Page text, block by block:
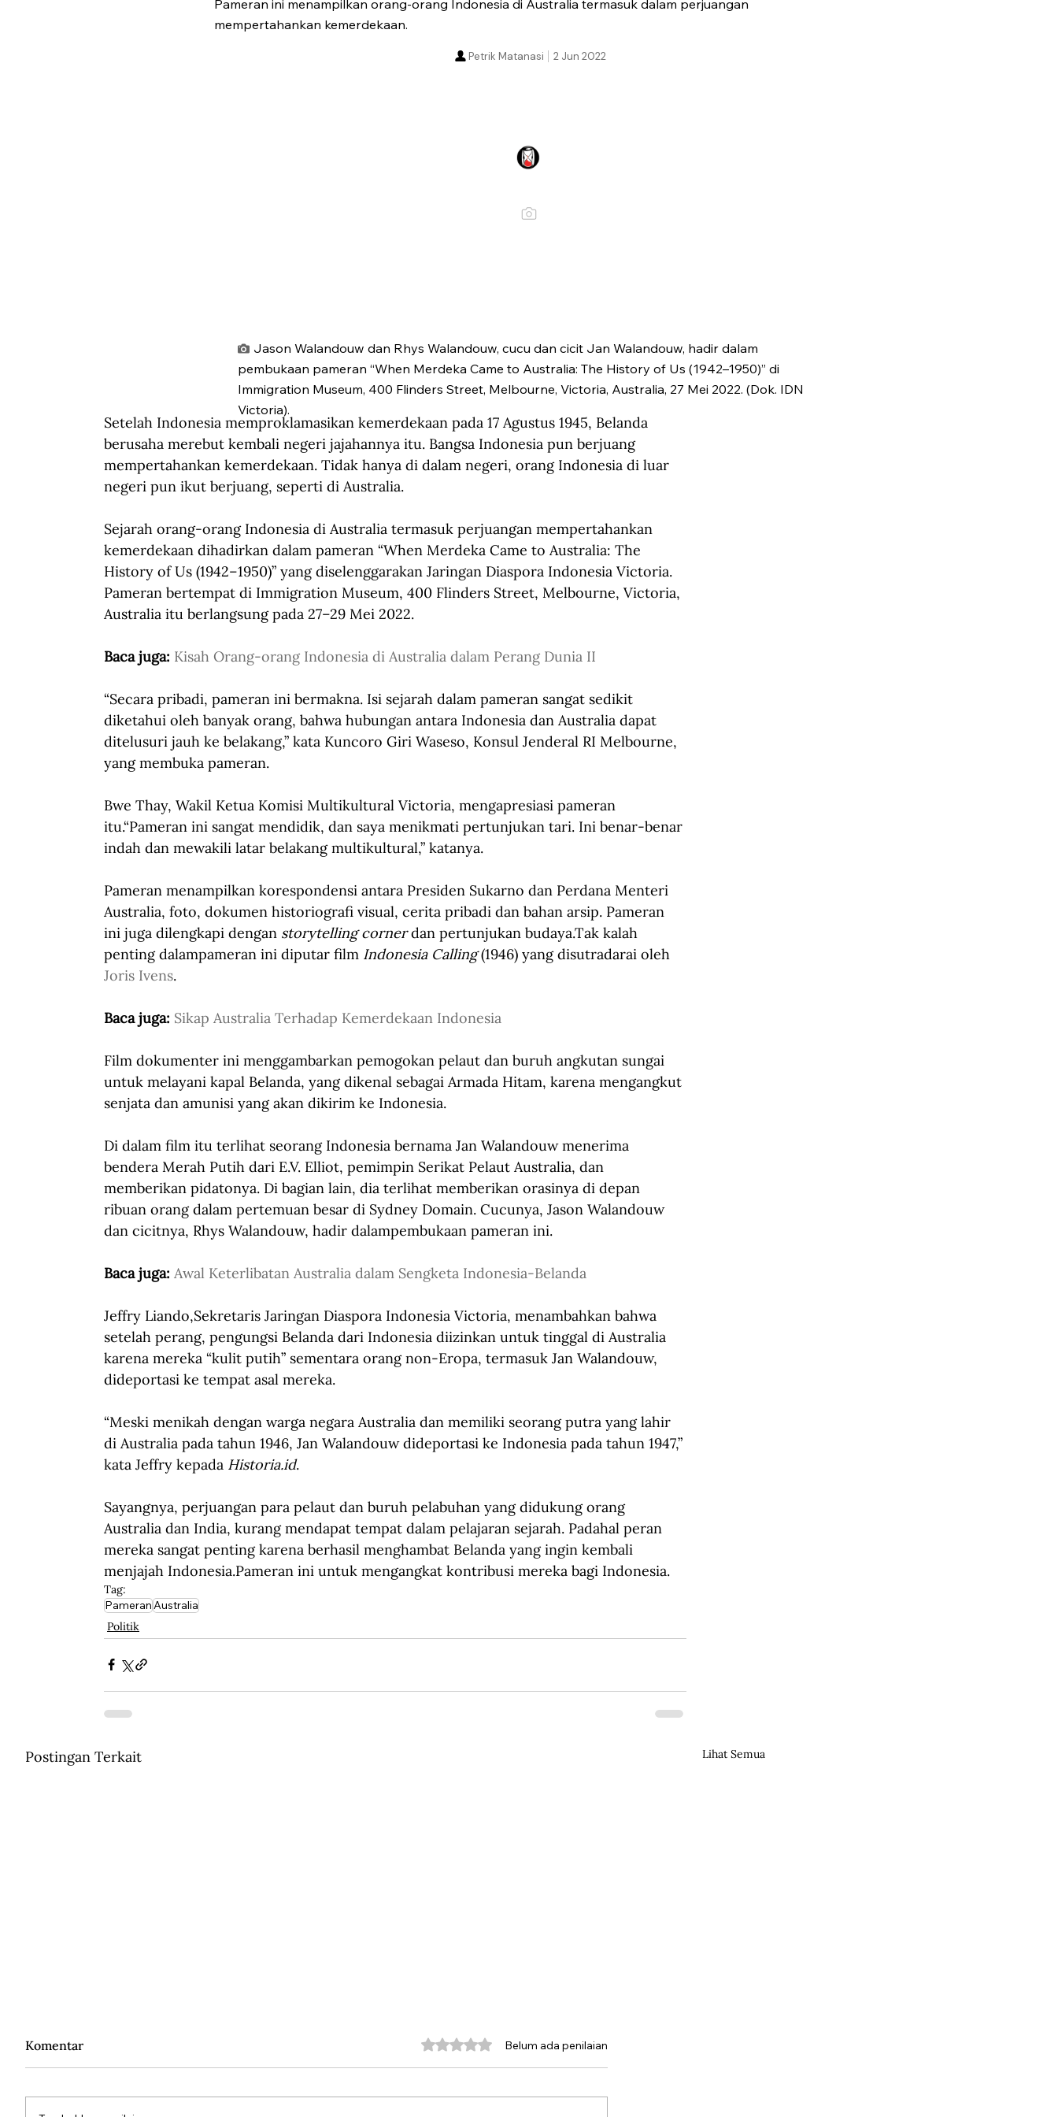
Pameran ini menampilkan orang-orang Indonesia di Australia termasuk dalam perjuangan
mempertahankan kemerdekaan.
2 Jun 2022
Petrik Matanasi
Jason Walandouw dan Rhys Walandouw, cucu dan cicit Jan Walandouw, hadir dalam
pembukaan pameran “When Merdeka Came to Australia: The History of Us (1942–1950)” di
Immigration Museum, 400 Flinders Street, Melbourne, Victoria, Australia, 27 Mei 2022. (Dok. IDN
Victoria).
Setelah Indonesia memproklamasikan kemerdekaan pada 17 Agustus 1945, Belanda
berusaha merebut kembali negeri jajahannya itu. Bangsa Indonesia pun berjuang
mempertahankan kemerdekaan. Tidak hanya di dalam negeri, orang Indonesia di luar
negeri pun ikut berjuang, seperti di Australia.
Sejarah orang-orang Indonesia di Australia termasuk perjuangan mempertahankan
kemerdekaan dihadirkan dalam pameran “When Merdeka Came to Australia: The
History of Us (1942–1950)” yang diselenggarakan Jaringan Diaspora Indonesia Victoria.
Pameran bertempat di Immigration Museum, 400 Flinders Street, Melbourne, Victoria,
Australia itu berlangsung pada 27–29 Mei 2022.
Baca juga: Kisah Orang-orang Indonesia di Australia dalam Perang Dunia II
“Secara pribadi, pameran ini bermakna. Isi sejarah dalam pameran sangat sedikit
diketahui oleh banyak orang, bahwa hubungan antara Indonesia dan Australia dapat
ditelusuri jauh ke belakang,” kata Kuncoro Giri Waseso, Konsul Jenderal RI Melbourne,
yang membuka pameran.
Bwe Thay, Wakil Ketua Komisi Multikultural Victoria, mengapresiasi pameran
itu.“Pameran ini sangat mendidik, dan saya menikmati pertunjukan tari. Ini benar-benar
indah dan mewakili latar belakang multikultural,” katanya.
Pameran menampilkan korespondensi antara Presiden Sukarno dan Perdana Menteri
Australia, foto, dokumen historiografi visual, cerita pribadi dan bahan arsip. Pameran
ini juga dilengkapi dengan storytelling corner dan pertunjukan budaya.Tak kalah
penting dalampameran ini diputar film Indonesia Calling (1946) yang disutradarai oleh
Joris Ivens.
Baca juga: Sikap Australia Terhadap Kemerdekaan Indonesia
Film dokumenter ini menggambarkan pemogokan pelaut dan buruh angkutan sungai
untuk melayani kapal Belanda, yang dikenal sebagai Armada Hitam, karena mengangkut
senjata dan amunisi yang akan dikirim ke Indonesia.
Di dalam film itu terlihat seorang Indonesia bernama Jan Walandouw menerima
bendera Merah Putih dari E.V. Elliot, pemimpin Serikat Pelaut Australia, dan
memberikan pidatonya. Di bagian lain, dia terlihat memberikan orasinya di depan
ribuan orang dalam pertemuan besar di Sydney Domain. Cucunya, Jason Walandouw
dan cicitnya, Rhys Walandouw, hadir dalampembukaan pameran ini.
Baca juga: Awal Keterlibatan Australia dalam Sengketa Indonesia-Belanda
Jeffry Liando,Sekretaris Jaringan Diaspora Indonesia Victoria, menambahkan bahwa
setelah perang, pengungsi Belanda dari Indonesia diizinkan untuk tinggal di Australia
karena mereka “kulit putih” sementara orang non-Eropa, termasuk Jan Walandouw,
dideportasi ke tempat asal mereka.
“Meski menikah dengan warga negara Australia dan memiliki seorang putra yang lahir
di Australia pada tahun 1946, Jan Walandouw dideportasi ke Indonesia pada tahun 1947,”
kata Jeffry kepada Historia.id.
Sayangnya, perjuangan para pelaut dan buruh pelabuhan yang didukung orang
Australia dan India, kurang mendapat tempat dalam pelajaran sejarah. Padahal peran
mereka sangat penting karena berhasil menghambat Belanda yang ingin kembali
menjajah Indonesia.Pameran ini untuk mengangkat kontribusi mereka bagi Indonesia.
Tag:
PameranAustralia
Politik
Postingan Terkait Lihat Semua
Komentar Dinilai 0 dari 5 bintang.
Belum ada penilaian